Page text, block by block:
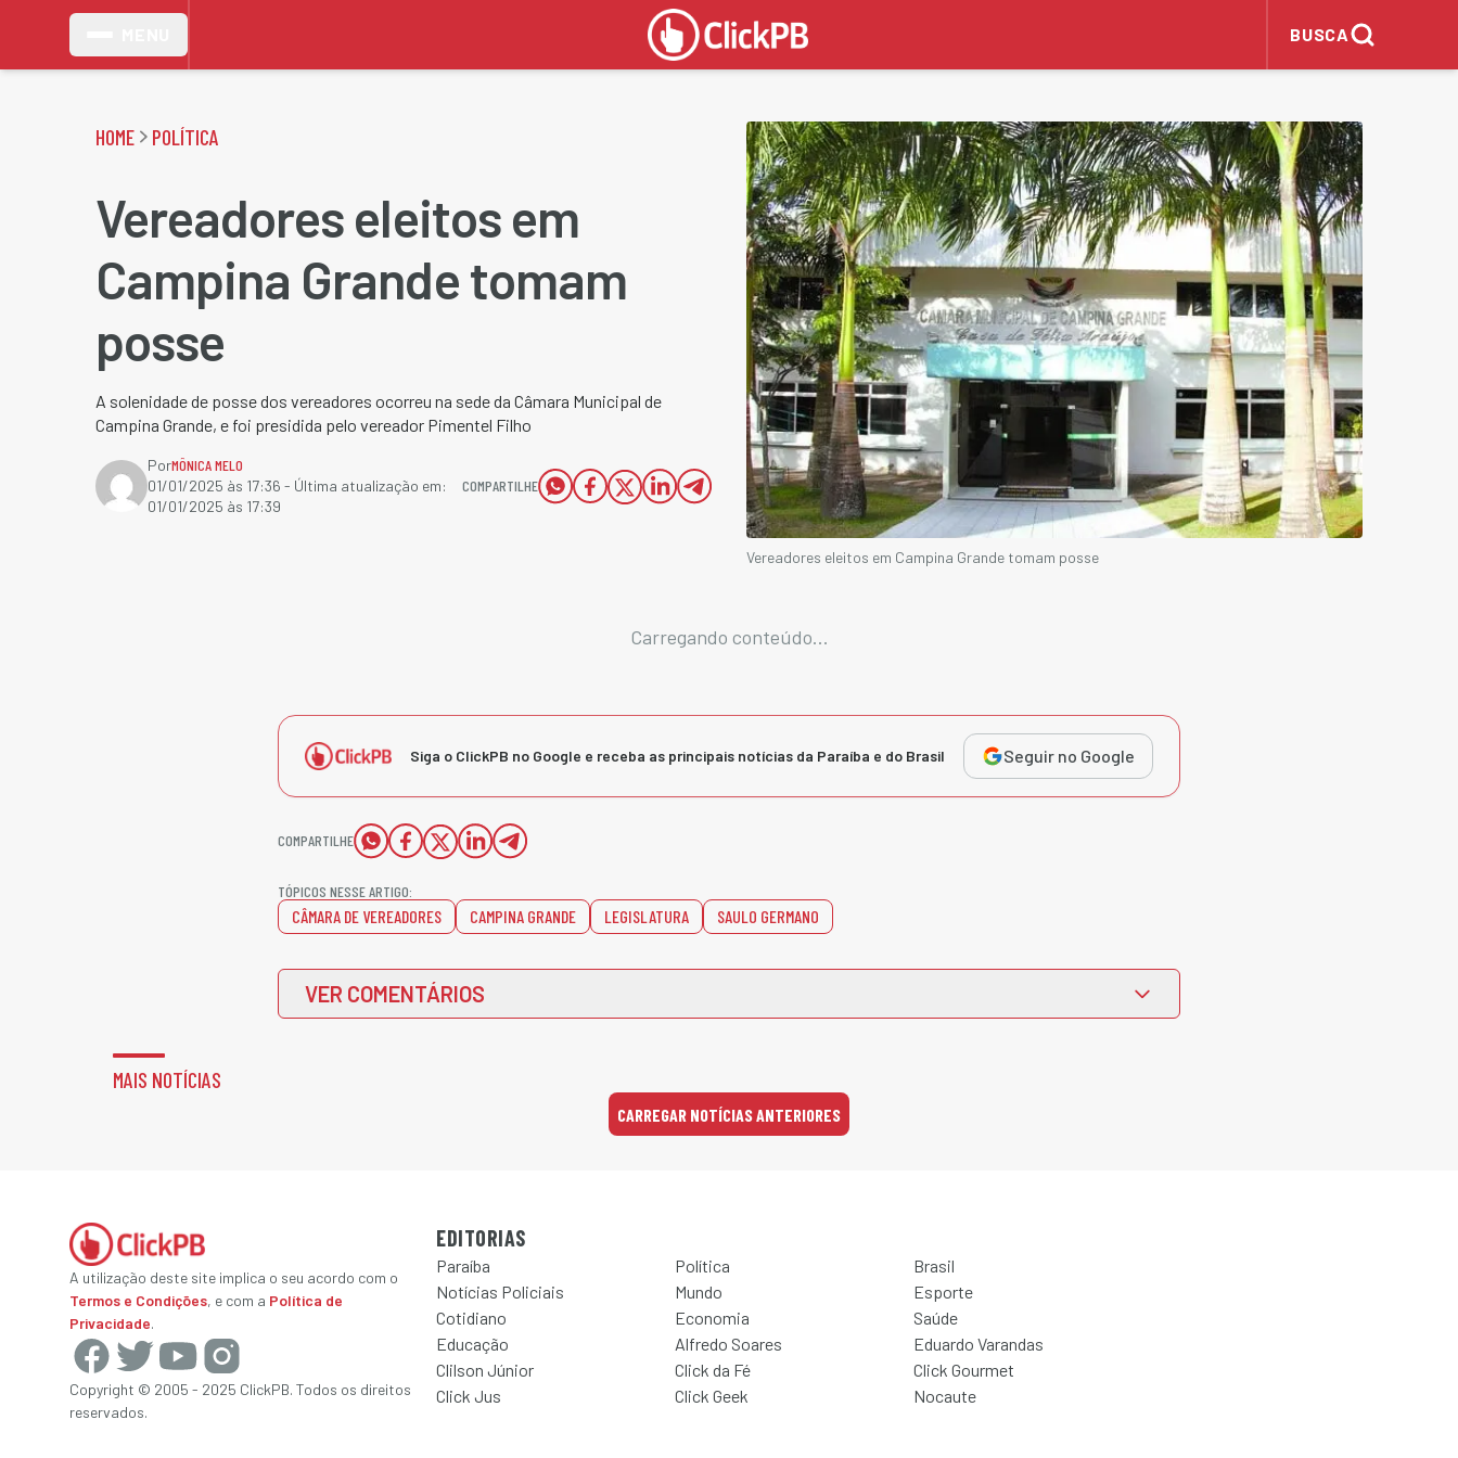
BUSCA
HOME POLÍTICA
Vereadores eleitos em
Campina Grande tomam
posse
A solenidade de posse dos vereadores ocorreu na sede da Câmara Municipal de
Campina Grande, e foi presidida pelo vereador Pimentel Filho
PorMÔNICA MELO
01/01/2025 às 17:36 - Última atualização em:
01/01/2025 às 17:39
COMPARTILHE
Vereadores eleitos em Campina Grande tomam posse
Carregando conteúdo...
Siga o ClickPB no Google e receba as principais notícias da Paraíba e do Brasil Seguir no Google
COMPARTILHE
TÓPICOS NESSE ARTIGO:
CÂMARA DE VEREADORES CAMPINA GRANDE LEGISLATURA SAULO GERMANO
VER COMENTÁRIOS
MAIS NOTÍCIAS
CARREGAR NOTÍCIAS ANTERIORES
A utilização deste site implica o seu acordo com o
Termos e Condições, e com a Política de
Privacidade.
Copyright © 2005 - 2025 ClickPB. Todos os direitos
reservados.
EDITORIAS
Paraíba Política
Brasil
Notícias Policiais
Mundo
Esporte
Cotidiano
Economia
Saúde
Educação
Alfredo Soares
Eduardo Varandas
Clilson Júnior
Click da Fé
Click Gourmet
Click Jus
Click Geek Nocaute